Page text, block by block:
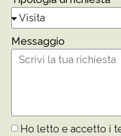
Messaggio
Ho letto e accetto i